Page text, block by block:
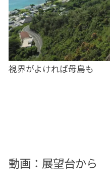
視界がよければ母島も
動画：展望台から